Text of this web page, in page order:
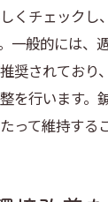
くチェックし
一般的には、
奨されており
を行います。
って維持する